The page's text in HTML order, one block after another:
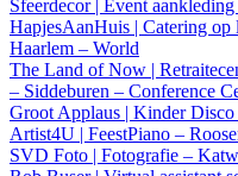
Sfeerdecor | Event
HapjesAanHuis | Catering op
Haarlem – World
The Land of Now |
– Siddeburen – Conference
Groot Applaus | Kinder
Artist4U | FeestPiano –
SVD Foto | Fotografie –